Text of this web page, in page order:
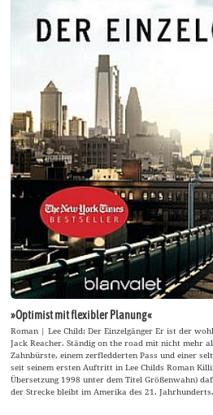
»Optimist mit flexibler Planung«
Roman | Lee Child: Der Einzelgänger Er ist der
Jack Reacher. Ständig on the road mit nicht mehr
Zahnbürste, einem zerfledderten Pass und einer
seit seinem ersten Auftritt in Lee Childs Roman
Übersetzung 1998 unter dem Titel Größenwahn)
der Strecke bleibt im Amerika des 21. Jahrhunderts.